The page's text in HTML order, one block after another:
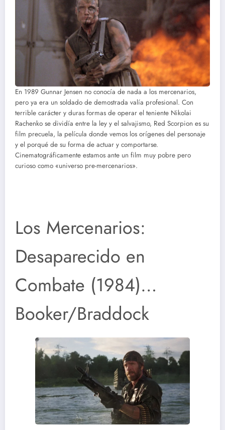
En 1989 Gunnar Jensen no conocía de nada a los mercenarios,
pero ya era un soldado de demostrada valía profesional. Con
terrible carácter y duras formas de operar el teniente Nikolai
Rachenko se dividía entre la ley y el salvajismo, Red Scorpion es su
film precuela, la película donde vemos los orígenes del personaje
y el porqué de su forma de actuar y comportarse.
Cinematográficamente estamos ante un film muy pobre pero
curioso como «universo pre-mercenarios».
Los Mercenarios:
Desaparecido en
Combate (1984)…
Booker/Braddock